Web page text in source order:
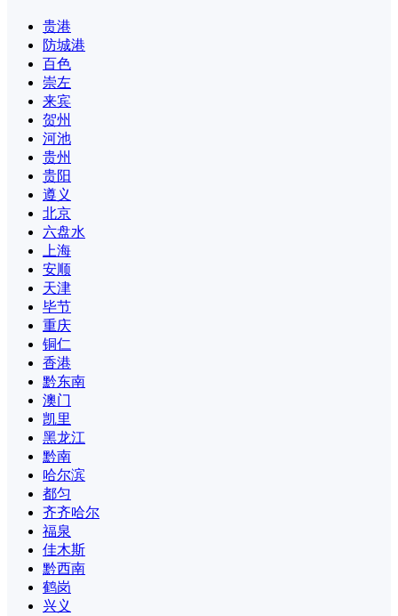
贵港
防城港
百色
崇左
来宾
贺州
河池
贵州
贵阳
遵义
北京
六盘水
上海
安顺
天津
毕节
重庆
铜仁
香港
黔东南
澳门
凯里
黑龙江
黔南
哈尔滨
都匀
齐齐哈尔
福泉
佳木斯
黔西南
鹤岗
兴义